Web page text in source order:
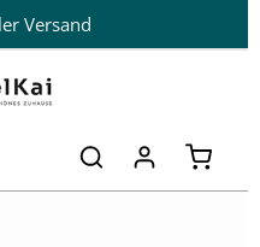
Versand